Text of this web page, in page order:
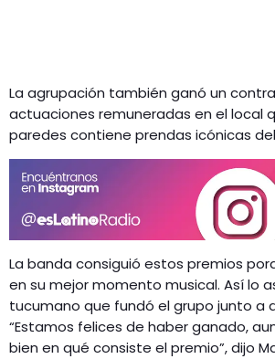
La agrupación también ganó un
actuaciones remuneradas en el local
paredes contiene prendas icónicas
La banda consiguió estos premios
en su mejor momento musical. Así lo
tucumano que fundó el grupo junto a
“Estamos felices de haber ganado,
bien en qué consiste el premio”, dijo